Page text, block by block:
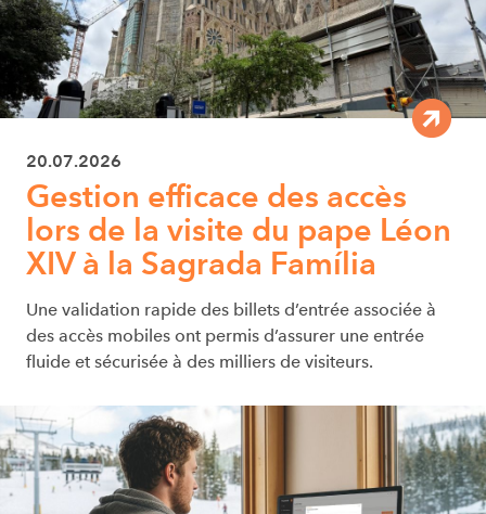
20.07.2026
Gestion efficace des accès
lors de la visite du pape Léon
XIV à la Sagrada Família
Une validation rapide des billets d’entrée associée à
des accès mobiles ont permis d’assurer une entrée
fluide et sécurisée à des milliers de visiteurs.